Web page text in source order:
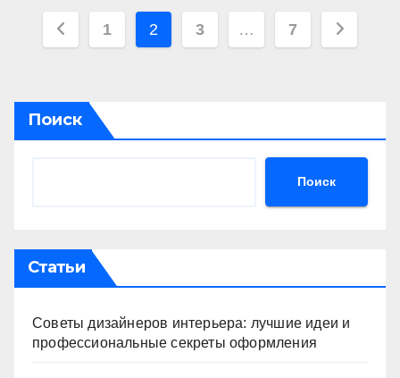
Пагинация
1 2 3 … 7
Поиск
Поиск
Статьи
Советы дизайнеров интерьера: лучшие идеи и
профессиональные секреты оформления